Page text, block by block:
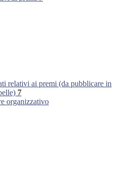
relativi ai premi (da pubblicare in
7
organizzativo